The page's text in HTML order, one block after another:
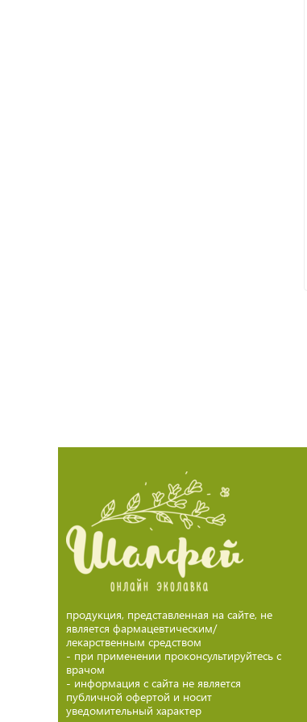
продукция, представленная на сайте, не
является фармацевтическим/
лекарственным средством
- при применении проконсультируйтесь с
врачом
- информация с сайта не является
публичной офертой и носит
уведомительный характер